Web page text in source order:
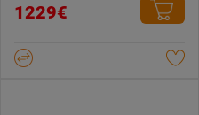
von
Sternen.
1229€